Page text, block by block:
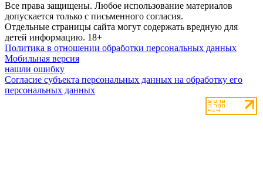
Все права защищены. Любое использование материалов
допускается только с письменного согласия.
Отдельные страницы сайта могут содержать вредную для
детей информацию. 18+
Политика в отношении обработки персональных данных
Мобильная версия
нашли ошибку
Согласие субъекта персональных данных на обработку его
персональных данных